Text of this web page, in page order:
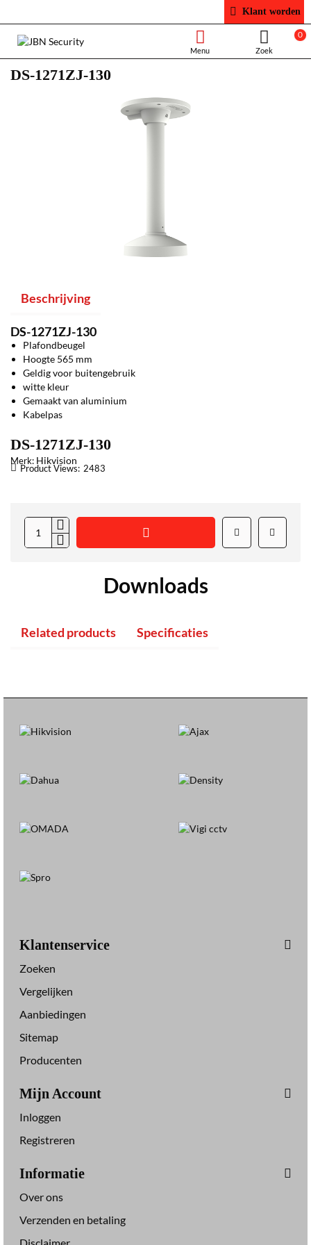
Klant worden
0
DS-1271ZJ-130
Beschrijving
DS-1271ZJ-130
Plafondbeugel
Hoogte 565 mm
Geldig voor buitengebruik
witte kleur
Gemaakt van aluminium
Kabelpas
DS-1271ZJ-130
Merk: Hikvision
Product Views: 2483
Downloads
Related products Specificaties
Klantenservice
Zoeken
Vergelijken
Aanbiedingen
Sitemap
Producenten
Mijn Account
Inloggen
Registreren
Informatie
Over ons
Verzenden en betaling